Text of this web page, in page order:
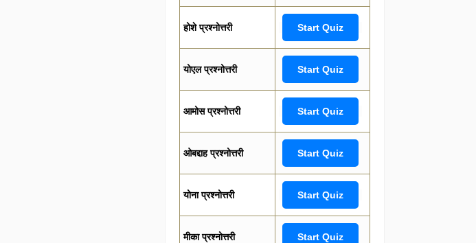
होशे प्रश्नोत्तरी Start Quiz
योएल प्रश्नोत्तरी Start Quiz
आमोस प्रश्नोत्तरी Start Quiz
ओबद्दाह प्रश्नोत्तरी Start Quiz
योना प्रश्नोत्तरी Start Quiz
मीका प्रश्नोत्तरी Start Quiz